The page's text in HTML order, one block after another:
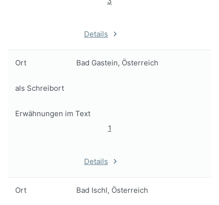
Details
Ort Bad Gastein, Österreich
als Schreibort
Erwähnungen im Text
1
Details
Ort Bad Ischl, Österreich